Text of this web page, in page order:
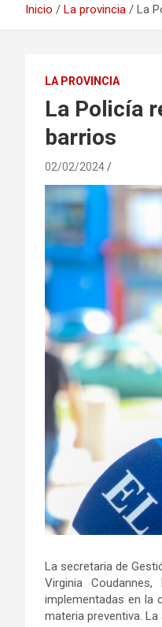
Inicio La provincia La
LA PROVINCIA
La Policía
barrios
02/02/2024
La secretaria de
Virginia
implementadas en la
materia preventiva.